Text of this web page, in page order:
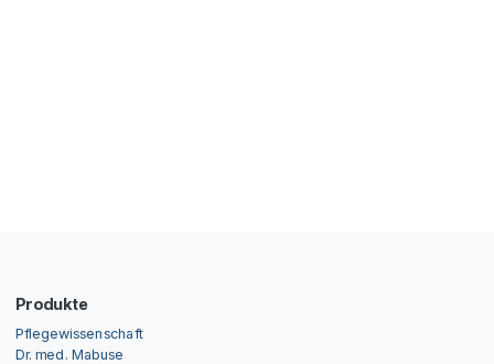
Produkte
Pflegewissenschaft
Dr. med. Mabuse